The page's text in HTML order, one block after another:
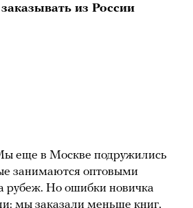
из России
еще в Москве подружились
занимаются оптовыми
рубеж. Но ошибки новичка
мы заказали меньше книг,